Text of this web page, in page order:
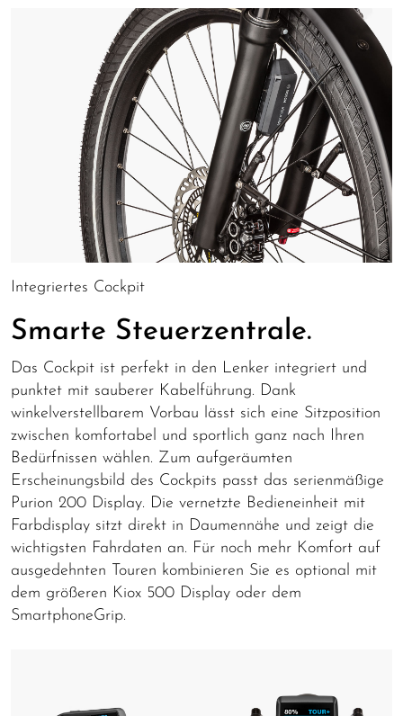
Integriertes Cockpit
Smarte Steuerzentrale.
Das Cockpit ist perfekt in den Lenker integriert und
punktet mit sauberer Kabelführung. Dank
winkelverstellbarem Vorbau lässt sich eine Sitzposition
zwischen komfortabel und sportlich ganz nach Ihren
Bedürfnissen wählen. Zum aufgeräumten
Erscheinungsbild des Cockpits passt das serienmäßige
Purion 200 Display. Die vernetzte Bedieneinheit mit
Farbdisplay sitzt direkt in Daumennähe und zeigt die
wichtigsten Fahrdaten an. Für noch mehr Komfort auf
ausgedehnten Touren kombinieren Sie es optional mit
dem größeren Kiox 500 Display oder dem
SmartphoneGrip.